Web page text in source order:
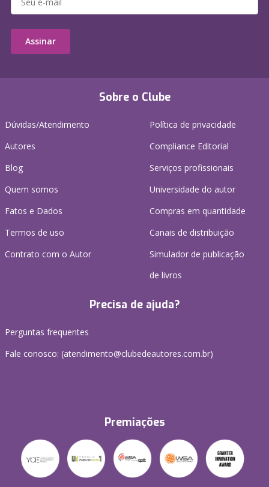
Sobre o Clube
Dúvidas/Atendimento
Autores
Blog
Quem somos
Fatos e Dados
Termos de uso
Contrato com o Autor
Política de privacidade
Compliance Editorial
Serviços profissionais
Universidade do autor
Compras em quantidade
Canais de distribuição
Simulador de publicação
de livros
Precisa de ajuda?
Perguntas frequentes
Fale conosco: (atendimento@clubedeautores.com.br)
Premiações
Assinar